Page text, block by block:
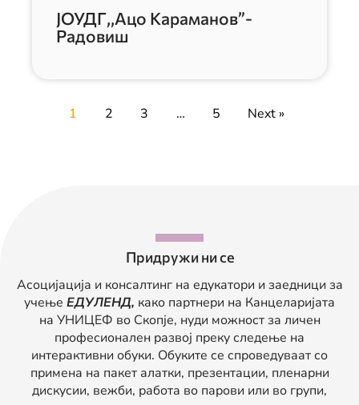
ЈОУДГ,,Ацо Караманов”-
Радовиш
1 2 3 … 5 Next »
Придружи ни се
Асоцијација и консалтинг на едукатори и заедници за
учење ЕДУЛЕНД, како партнери на Канцеларијата
на УНИЦЕФ во Скопје, нуди можност за личен
професионален развој преку следење на
интерактивни обуки. Обуките се спроведуваат со
примена на пакет алатки, презентации, пленарни
дискусии, вежби, работа во парови или во групи,